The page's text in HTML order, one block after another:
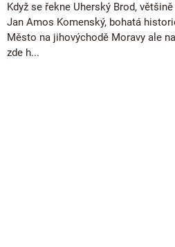
Když se řekne Uherský Brod,
Jan Amos Komenský, bohatá
Město na jihovýchodě Moravy ale
zde h...